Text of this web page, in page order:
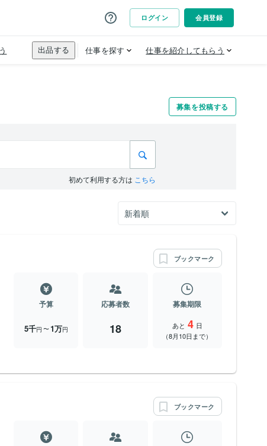
募集を投稿する
初めて利用する方は こちら
ブックマーク
予算
5千円 〜1万円
応募者数
18
募集期限
あと 4 日
（8月10日まで）
ブックマーク